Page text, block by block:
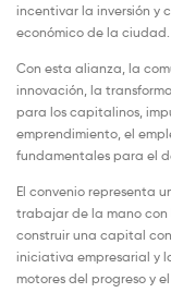
incentivar la inversión y
económico de la ciudad.
Con esta alianza, la
innovación, la
para los capitalinos,
emprendimiento, el
fundamentales para el
El convenio representa
trabajar de la mano con
construir una capital
iniciativa empresarial y
motores del progreso y